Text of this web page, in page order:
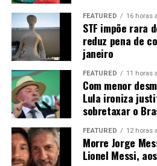
um etanolduto. Nós já estamos
alguns trabalhos nesse sentido”
A expansão ferroviária, a
Ferrogrão também são
reduzir o custo de transporte. A
Norte pode ampliar ainda o
internacionais, principalmente
FEATURED 16 horas
STF impõe rara
reduz pena de
janeiro
FEATURED 11 horas
Com menor
Lula ironiza
sobretaxar o
FEATURED 12 horas
Morre Jorge
Lionel Messi,